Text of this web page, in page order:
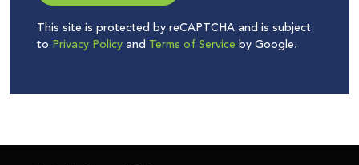
This site is protected by reCAPTCHA and is subject
to Privacy Policyand Terms of Service by Google.